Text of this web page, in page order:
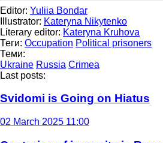
Editor: Yuliia Bondar
Illustrator: Kateryna Nikytenko
Literary editor: Kateryna Kruhova
Теги: Occupation Political prisoners
Теми:
Ukraine Russia Crimea
Last posts:
Svidomi is Going on Hiatus
02 March 2025 11:00